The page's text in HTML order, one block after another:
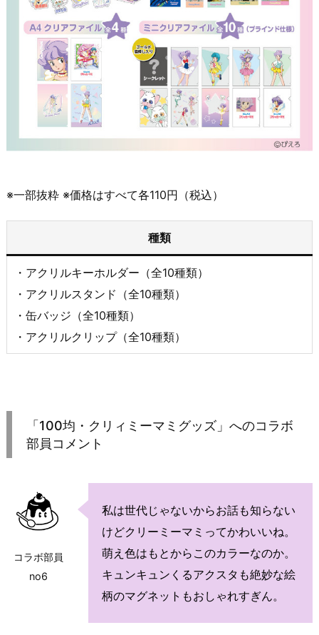
※一部抜粋 ※価格はすべて各110円（税込）
種類
・アクリルキーホルダー（全10種類）
・アクリルスタンド（全10種類）
・缶バッジ（全10種類）
・アクリルクリップ（全10種類）
「100均・クリィミーマミグッズ」へのコラボ
部員コメント
コラボ部員
no6
私は世代じゃないからお話も知らない
けどクリーミーマミってかわいいね。
萌え色はもとからこのカラーなのか。
キュンキュンくるアクスタも絶妙な絵
柄のマグネットもおしゃれすぎん。